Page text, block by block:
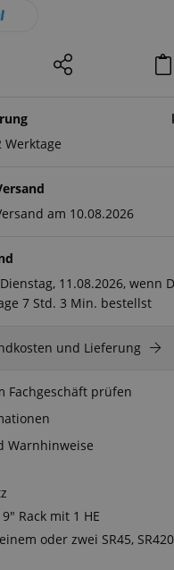
Rack mit 1 HE
oder zwei SR45,
Werktage
am 10.08.2026
11.08.2026, wenn
7 Std. 3 Min. bestellst
und Lieferung
Fachgeschäft prüfen
Warnhinweise